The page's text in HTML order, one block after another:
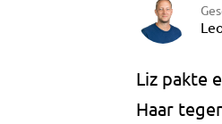
Liz pakte
Haar